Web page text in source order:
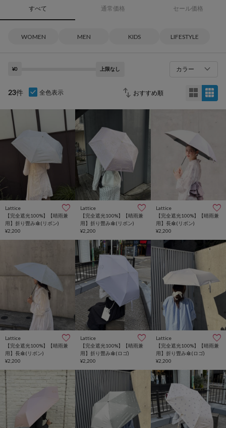
すべて 通常価格 セール価格
WOMEN MEN KIDS LIFESTYLE
¥0 上限なし カラー
23件 全色表示
Lattice
【完全遮光100%】【晴雨兼
用】折り畳み傘(リボン)
¥2,200
Lattice
【完全遮光100%】【晴雨兼
用】折り畳み傘(リボン)
¥2,200
Lattice
【完全遮光100%】【晴雨兼
用】長傘(リボン)
¥2,200
Lattice
【完全遮光100%】【晴雨兼
用】長傘(リボン)
¥2,200
Lattice
【完全遮光100%】【晴雨兼
用】折り畳み傘(ロゴ)
¥2,200
Lattice
【完全遮光100%】【晴雨兼
用】折り畳み傘(ロゴ)
¥2,200